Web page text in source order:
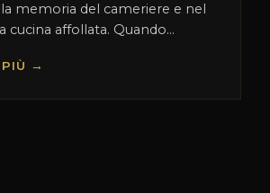
memoria del cameriere e nel
cucina affollata. Quando...
PIÙ →